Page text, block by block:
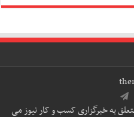
به خبرگزاری کسب و کار نیوز می